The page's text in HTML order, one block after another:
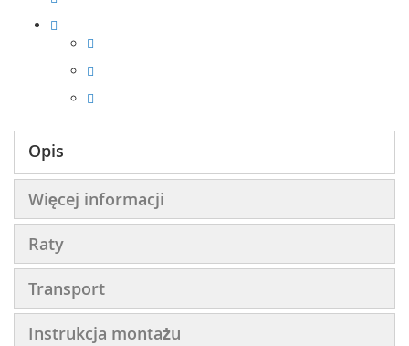
Opis
Więcej informacji
Raty
Transport
Instrukcja montażu